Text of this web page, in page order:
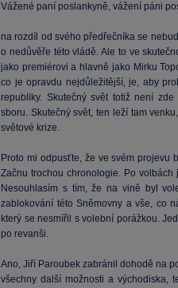
Vážené paní poslankyně, vážení páni
na rozdíl od svého předřečníka se
o nedůvěře této vládě. Ale to ve
jako premiérovi a hlavně jako Mirku
co je opravdu nejdůležitější, je, aby
republiky. Skutečný svět totiž není
sboru. Skutečný svět, ten leží tam
světové krize.
Proto mi odpusťte, že ve svém projevu
Začnu trochou chronologie. Po
Nesouhlasím s tím, že na vině byl
zablokování této Sněmovny a vše, co
který se nesmířil s volební porážkou.
po revanši.
Ano, Jiří Paroubek zabránil dohodě na
všechny další možnosti a východiska,